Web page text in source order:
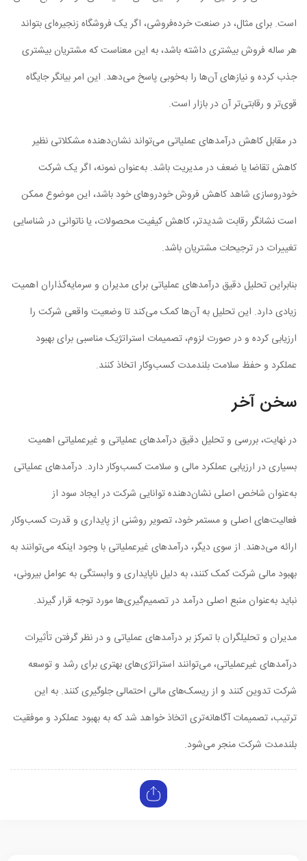
است. برای مثال، در صنعت خرده‌فروشی، اگر یک فروشگاه زنجیره‌ای بتواند
هر ساله فروش بیشتری داشته باشد، به این معناست که مشتریان بیشتری
جذب کرده و نیازهای آن‌ها را به‌خوبی پاسخ می‌دهد. این امر بیانگر جایگاه
قوی‌تر و رقابتی‌تر آن در بازار است.
در مقابل کاهش درآمدهای عملیاتی می‌تواند نشان‌دهنده مشکلاتی نظیر
کاهش تقاضا یا ضعف در مدیریت باشد. به‌عنوان نمونه، اگر یک شرکت
خودروسازی شاهد کاهش فروش خودروهای خود باشد، این موضوع ممکن
است نشانگر رقابت شدیدتر، کاهش کیفیت محصولات، یا ناتوانی در شناسایی
تغییرات در ترجیحات مشتریان باشد.
بنابراین تحلیل دقیق درآمدهای عملیاتی برای مدیران و سرمایه‌گذاران اهمیت
زیادی دارد. این تحلیل به آن‌ها کمک می‌کند تا وضعیت واقعی شرکت را
ارزیابی کرده و در صورت لزوم، تصمیمات استراتژیک مناسبی برای بهبود
عملکرد و حفظ سلامت بلندمدت کسب‌وکار اتخاذ کنند.
سخن آخر
در نهایت، بررسی و تحلیل دقیق درآمدهای عملیاتی و غیرعملیاتی اهمیت
بسیاری در ارزیابی عملکرد مالی و سلامت کسب‌وکار دارد. درآمدهای عملیاتی
به‌عنوان شاخص اصلی نشان‌دهنده توانایی شرکت در ایجاد سود از
فعالیت‌های اصلی و مستمر خود، تصویر روشنی از پایداری و قدرت کسب‌وکار
ارائه می‌دهند. از سوی دیگر، درآمدهای غیرعملیاتی با وجود اینکه می‌توانند به
بهبود مالی شرکت کمک کنند، به دلیل ناپایداری و وابستگی به عوامل بیرونی،
نباید به‌عنوان منبع اصلی درآمد در تصمیم‌گیری‌ها مورد توجه قرار گیرند.
مدیران و تحلیلگران با تمرکز بر درآمدهای عملیاتی و در نظر گرفتن تأثیرات
درآمدهای غیرعملیاتی، می‌توانند استراتژی‌های بهتری برای رشد و توسعه
شرکت تدوین کنند و از ریسک‌های مالی احتمالی جلوگیری کنند. به این
ترتیب، تصمیمات آگاهانه‌تری اتخاذ خواهد شد که به بهبود عملکرد و موفقیت
بلندمدت شرکت منجر می‌شود.